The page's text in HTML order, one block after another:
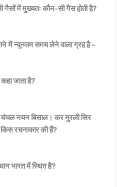
में मुख्यतः कौन-सी गैस होती है?
में न्यूनतम समय लेने वाला ग्रह है –
जाता है?
नयन बिसाल। कर मुरली सिर
रचनाकार की हैं?
भारत में स्थित है?